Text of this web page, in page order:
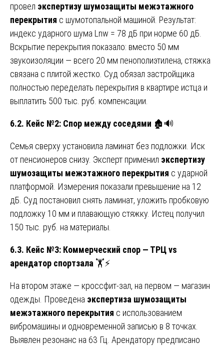
провел экспертизу шумозащиты межэтажного
перекрытия с шумотопальной машиной. Результат:
индекс ударного шума Lnw = 78 дБ при норме 60 дБ.
Вскрытие перекрытия показало: вместо 50 мм
звукоизоляции — всего 20 мм пенополиэтилена, стяжка
связана с плитой жестко. Суд обязал застройщика
полностью переделать перекрытия в квартире истца и
выплатить 500 тыс. руб. компенсации.
6.2. Кейс №2: Спор между соседями 🏚️🔊
Семья сверху установила ламинат без подложки. Иск
от пенсионеров снизу. Эксперт применил экспертизу
шумозащиты межэтажного перекрытия с ударной
платформой. Измерения показали превышение на 12
дБ. Суд постановил снять ламинат, уложить пробковую
подложку 10 мм и плавающую стяжку. Истец получил
150 тыс. руб. на материалы.
6.3. Кейс №3: Коммерческий спор — ТРЦ vs
арендатор спортзала 🏋️⚡
На втором этаже — кроссфит-зал, на первом — магазин
одежды. Проведена экспертиза шумозащиты
межэтажного перекрытия с использованием
вибромашины и одновременной записью в 8 точках.
Выявлен резонанс на 63 Гц. Арендатору предписано